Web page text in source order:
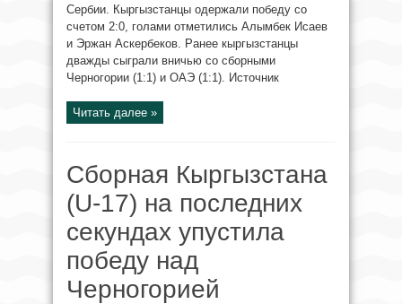
Сербии. Кыргызстанцы одержали победу со
счетом 2:0, голами отметились Алымбек Исаев
и Эржан Аскербеков. Ранее кыргызстанцы
дважды сыграли вничью со сборными
Черногории (1:1) и ОАЭ (1:1). Источник
Читать далее »
Сборная Кыргызстана
(U-17) на последних
секундах упустила
победу над
Черногорией